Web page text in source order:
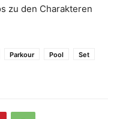
zu den Charakteren
Parkour Pool
Set